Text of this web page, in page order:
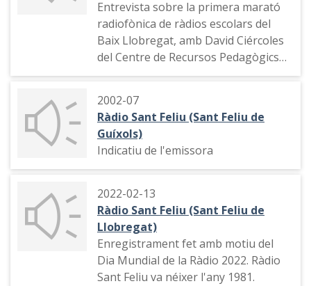
Entrevista sobre la primera marató
radiofònica de ràdios escolars del
Baix Llobregat, amb David Ciércoles
del Centre de Recursos Pedagògics
del Baix Llobregat i Laura Sanz,
Abat de Sant Feliu.
2002-07
Ràdio Sant Feliu (Sant Feliu de
Guíxols)
Indicatiu de l'emissora
2022-02-13
Ràdio Sant Feliu (Sant Feliu de
Llobregat)
Enregistrament fet amb motiu del
Dia Mundial de la Ràdio 2022. Ràdio
Sant Feliu va néixer l'any 1981.